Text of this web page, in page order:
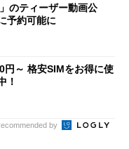
のティーザー動画公
予約可能に
円～ 格安SIMをお得に使
！
by